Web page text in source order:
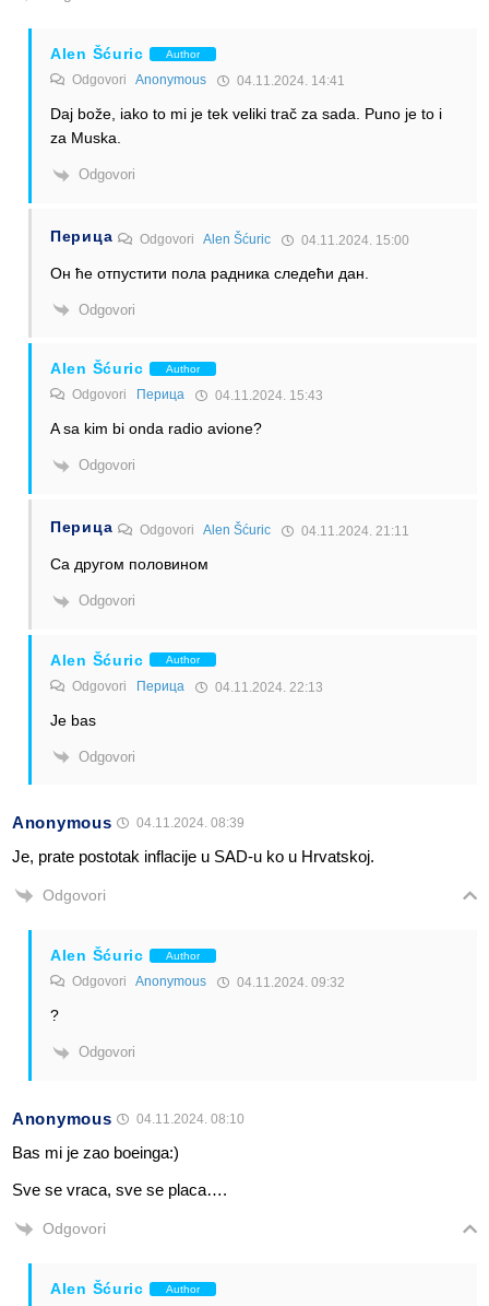
Alen Šćuric Author
Odgovori Anonymous 04.11.2024. 14:41
Daj bože, iako to mi je tek veliki trač za sada. Puno je to i
za Muska.
Odgovori
Перица OdgovoriAlen Šćuric 04.11.2024. 15:00
Он ће отпустити пола радника следећи дан.
Odgovori
Alen Šćuric Author
Odgovori Перица 04.11.2024. 15:43
A sa kim bi onda radio avione?
Odgovori
Перица OdgovoriAlen Šćuric 04.11.2024. 21:11
Са другом половином
Odgovori
Alen Šćuric Author
Odgovori Перица 04.11.2024. 22:13
Je bas
Odgovori
Anonymous 04.11.2024. 08:39
Je, prate postotak inflacije u SAD-u ko u Hrvatskoj.
Odgovori
Alen Šćuric Author
Odgovori Anonymous 04.11.2024. 09:32
?
Odgovori
Anonymous 04.11.2024. 08:10
Bas mi je zao boeinga:)
Sve se vraca, sve se placa….
Odgovori
Alen Šćuric Author